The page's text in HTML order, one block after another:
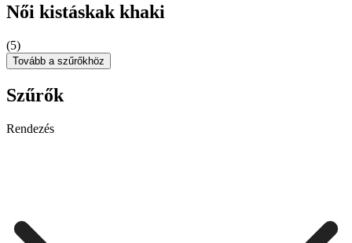
Női kistáskak khaki
(5)
Tovább a szűrőkhöz
Szűrők
Rendezés